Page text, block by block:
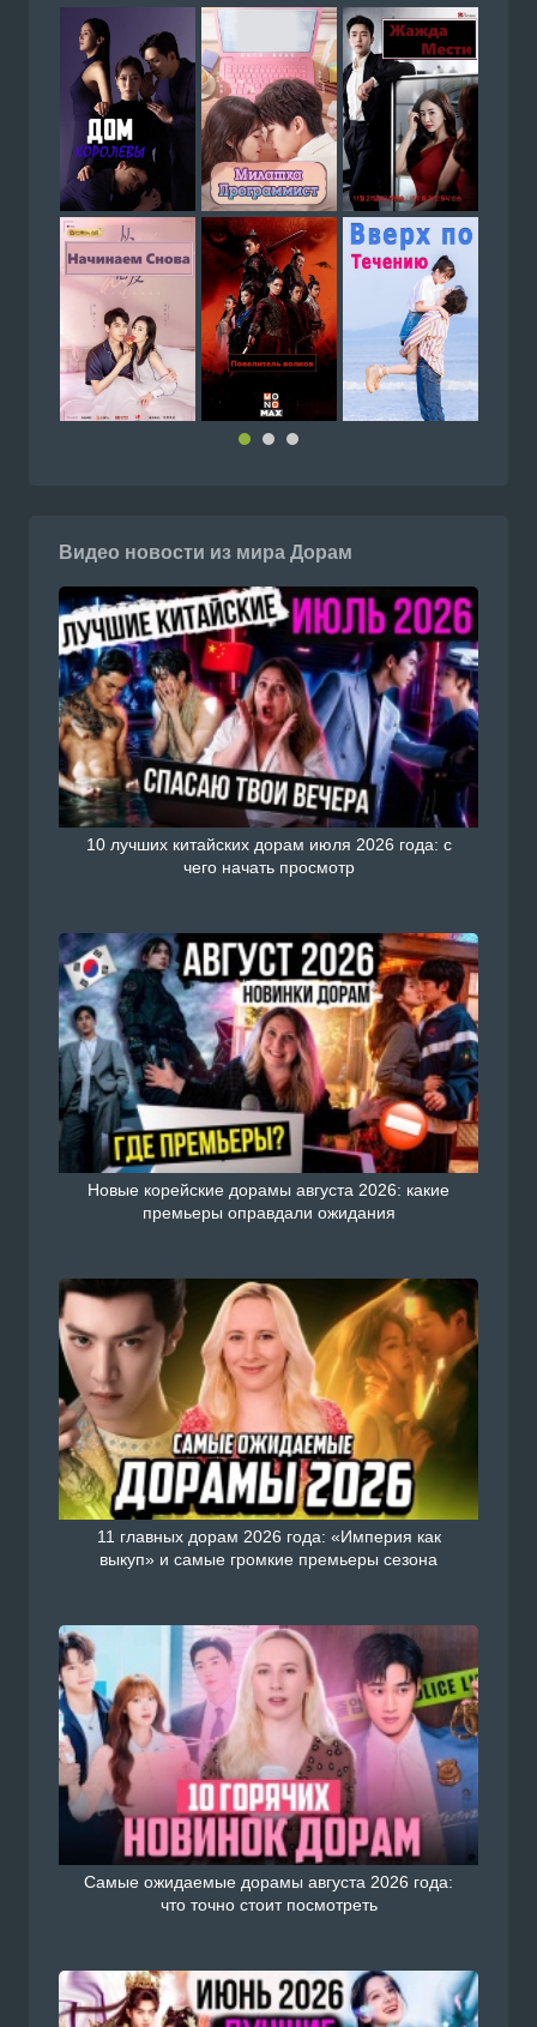
Видео новости из мира Дорам
10 лучших китайских дорам июля 2026 года: с
чего начать просмотр
Новые корейские дорамы августа 2026: какие
премьеры оправдали ожидания
11 главных дорам 2026 года: «Империя как
выкуп» и самые громкие премьеры сезона
Самые ожидаемые дорамы августа 2026 года:
что точно стоит посмотреть